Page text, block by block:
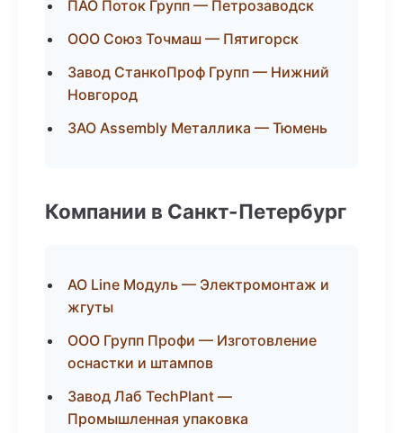
ПАО Поток Групп — Петрозаводск
ООО Союз Точмаш — Пятигорск
Завод СтанкоПроф Групп — Нижний
Новгород
ЗАО Assembly Металлика — Тюмень
Компании в Санкт-Петербург
АО Line Модуль — Электромонтаж и
жгуты
ООО Групп Профи — Изготовление
оснастки и штампов
Завод Лаб TechPlant —
Промышленная упаковка